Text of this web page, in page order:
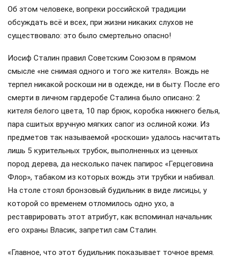
Об этом человеке, вопреки российской традиции
обсуждать всё и всех, при жизни никаких слухов не
существовало: это было смертельно опасно!
Иосиф Сталин правил Советским Союзом в прямом
смысле «не снимая одного и того же кителя». Вождь не
терпел никакой роскоши ни в одежде, ни в быту. После его
смерти в личном гардеробе Сталина было описано: 2
кителя белого цвета, 10 пар брюк, коробка нижнего белья,
пара сшитых вручную мягких сапог из ослиной кожи. Из
предметов так называемой «роскоши» удалось насчитать
лишь 5 курительных трубок, выполненных из ценных
пород дерева, да несколько пачек папирос «Герцеговина
Флор», табаком из которых вождь эти трубки и набивал.
На столе стоял бронзовый будильник в виде лисицы, у
которой со временем отломилось одно ухо, а
реставрировать этот атрибут, как вспоминал начальник
его охраны Власик, запретил сам Сталин.
«Главное, что этот будильник показывает точное время.